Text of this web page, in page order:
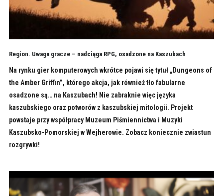
Region. Uwaga gracze – nadciąga RPG, osadzone na Kaszubach
Na rynku gier komputerowych wkrótce pojawi się tytuł „Dungeons of
the Amber Griffin”, którego akcja, jak również tło fabularne
osadzone są… na Kaszubach! Nie zabraknie więc języka
kaszubskiego oraz potworów z kaszubskiej mitologii. Projekt
powstaje przy współpracy Muzeum Piśmiennictwa i Muzyki
Kaszubsko-Pomorskiej w Wejherowie. Zobacz koniecznie zwiastun
rozgrywki!